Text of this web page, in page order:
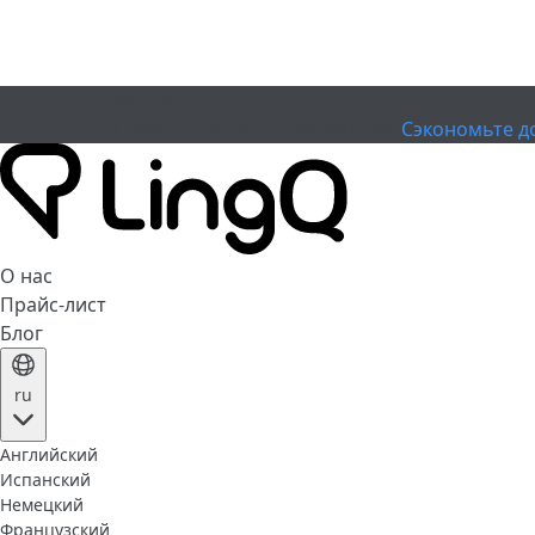
Сэкономьте
О нас
Прайс-лист
Блог
ru
Английский
Испанский
Немецкий
Французский